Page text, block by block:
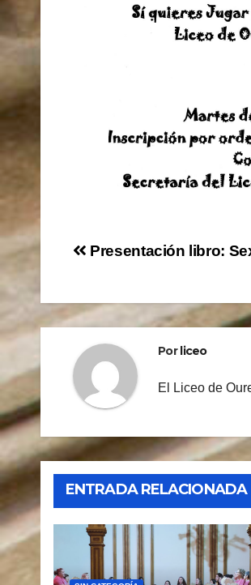
Navegación
entradas
Presentación libro:
Porliceo
El Liceo de
ENTRADA RELACIONADA